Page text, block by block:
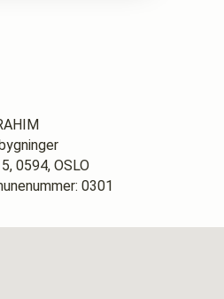
0594, OSLO
0301